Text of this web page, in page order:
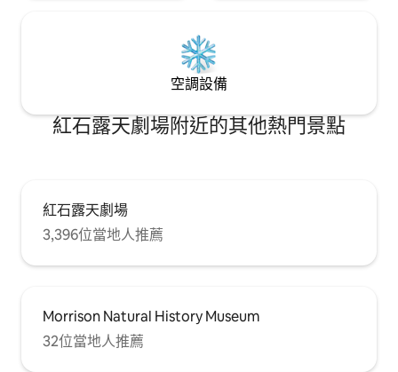
空調設備
紅石露天劇場附近的其他熱門景點
紅石露天劇場
3,396位當地人推薦
Morrison Natural History Museum
32位當地人推薦